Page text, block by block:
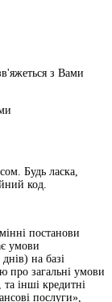
з Вами
Будь ласка,
код.
постанови
умови
на базі
про загальні умови
інші кредитні
послуги»,